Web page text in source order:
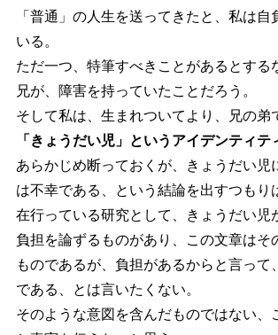
「普通」の人生を送ってきたと、私は自
いる。
ただ一つ、特筆すべきことがあるとする
兄が、障害を持っていたことだろう。
そして私は、生まれついてより、兄の弟
「きょうだい児」というアイデンティテ
あらかじめ断っておくが、きょうだい児
は不幸である、という結論を出すつもり
在行っている研究として、きょうだい児
負担を論ずるものがあり、この文章はそ
ものであるが、負担があるからと言って
である、とは言いたくない。
そのような意図を含んだものではない、